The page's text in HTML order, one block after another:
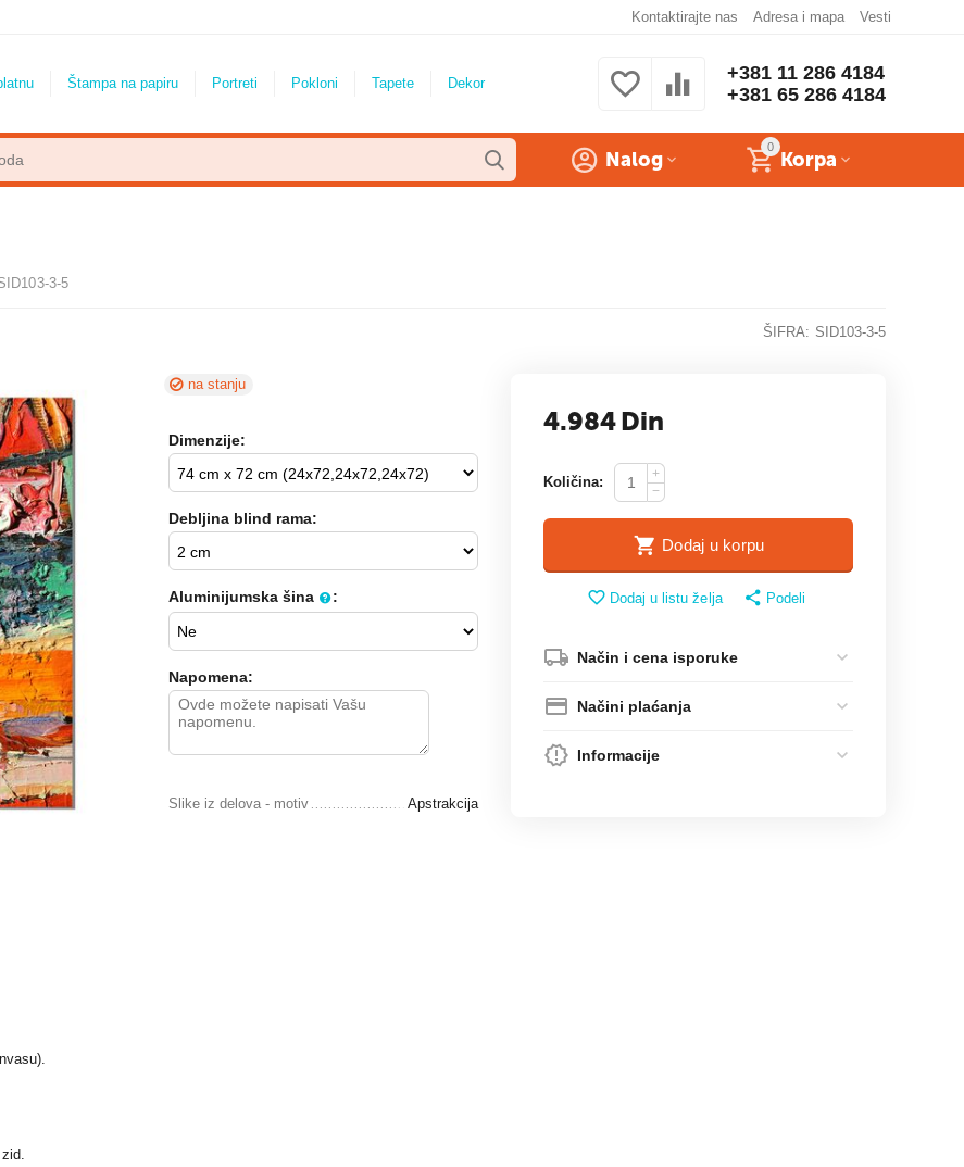
Kontaktirajte nas Adresa i mapa Vesti
Štampa na papiru Portreti Pokloni Tapete Dekor
+381 11 286 4184
+381 65 286 4184
0
Korpa
Nalog
3-5
ŠIFRA: SID103-3-5
na stanju
Dimenzije:
Debljina blind rama:
Aluminijumska šina :
Napomena:
Slike iz delova - motiv Apstrakcija
4.984Din
Količina:
+
−
Dodaj u korpu
Dodaj u listu želja Podeli
Način i cena isporuke
Načini plaćanja
Informacije